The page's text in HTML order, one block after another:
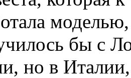
бы с
но в